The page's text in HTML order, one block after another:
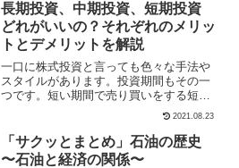
長期投資、中期投資、短期投資
どれがいいの？それぞれのメリッ
トとデメリットを解説
一口に株式投資と言っても色々な手法や
スタイルがあります。投資期間もその一
つです。短い期間で売り買いをする短期
投資を好む人もいますし、長い間保有す
る長期投資に旨味を見出す人もいます。
ここでは初心者向けに短期投資、中期投
資、長期投資のそれぞれの...
2021.08.23
「サクッとまとめ」石油の歴史
〜石油と経済の関係〜